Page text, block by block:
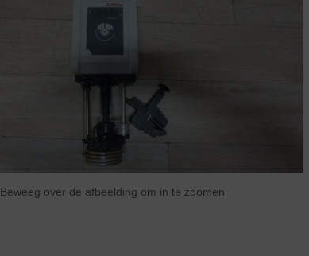
Beweeg over de afbeelding om in te zoomen